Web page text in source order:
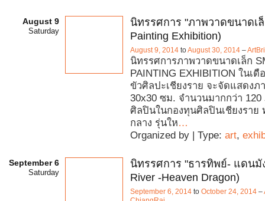
August 9
Saturday
นิทรรศการ "ภาพวาดขนาดเ
Painting Exhibition)
August 9, 2014 toAugust 30, 2014 –
นิทรรศการภาพวาดขนาดเล็ก
PAINTING EXHIBITION ในเ
ขัวศิลปะเชียงราย จะจัดแสดงภ
30x30 ซม. จำนวนมากกว่า
ศิลปินในกองทุนศิลปินเชียงราย
กลาง รุ่นให…
Organized by | Type: art,
September 6
Saturday
นิทรรศการ "ธารทิพย์- แดนมั
River -Heaven Dragon)
September 6, 2014 to October 24, 2014 –